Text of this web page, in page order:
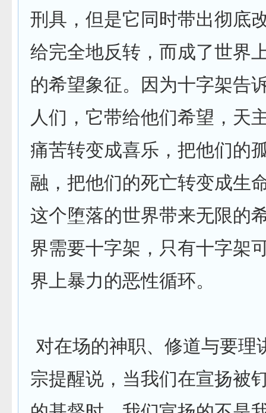
刑具，但是它同时带出彻底
给完全地反转，而成了世界
的希望象征。因为十字架告
人们，它带给他们希望，天
痛苦转变成喜乐，把他们的
融，把他们的死亡转变成生
这个堕落的世界带来无限的
界需要十字架，只有十字架
界上暴力的恶性循环。
对在场的神职、修道与要理
宗提醒说，当我们在宣扬被